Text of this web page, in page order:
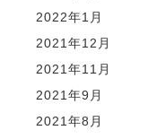
2022年1月
2021年12月
2021年11月
2021年9月
2021年8月